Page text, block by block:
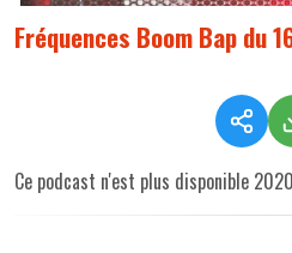
Fréquences Boom Bap du
Ce podcast n'est plus disponible